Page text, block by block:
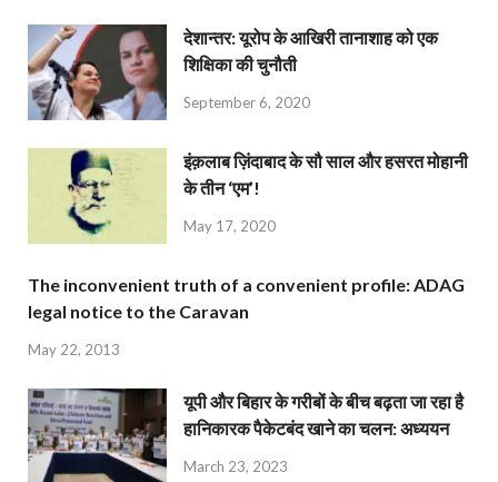
देशान्‍तर: यूरोप के आखिरी तानाशाह को एक
शिक्षिका की चुनौती
September 6, 2020
इंक़लाब ज़िंदाबाद के सौ साल और हसरत मोहानी
के तीन ‘एम’!
May 17, 2020
The inconvenient truth of a convenient profile: ADAG
legal notice to the Caravan
May 22, 2013
यूपी और बिहार के गरीबों के बीच बढ़ता जा रहा है
हानिकारक पैकेटबंद खाने का चलन: अध्ययन
March 23, 2023